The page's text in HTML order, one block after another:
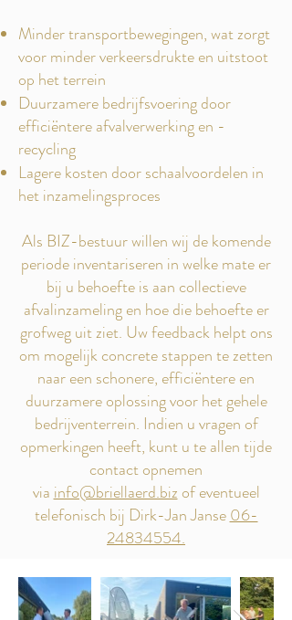
Minder transportbewegingen, wat zorgt
voor minder verkeersdrukte en uitstoot
op het terrein
Duurzamere bedrijfsvoering door
efficiëntere afvalverwerking en -
recycling
Lagere kosten door schaalvoordelen in
het inzamelingsproces
Als BIZ-bestuur willen wij de komende
periode inventariseren in welke mate er
bij u behoefte is aan collectieve
afvalinzameling en hoe die behoefte er
grofweg uit ziet. Uw feedback helpt ons
om mogelijk concrete stappen te zetten
naar een schonere, efficiëntere en
duurzamere oplossing voor het gehele
bedrijventerrein. Indien u vragen of
opmerkingen heeft, kunt u te allen tijde
contact opnemen
via info@briellaerd.bizof eventueel
telefonisch bij Dirk-Jan Janse06-
24834554.